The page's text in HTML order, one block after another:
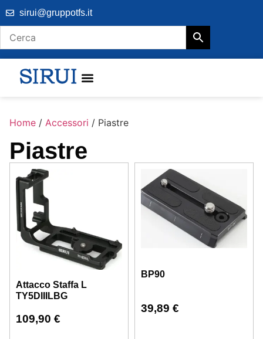
sirui@gruppotfs.it
Home / Accessori / Piastre
Piastre
Attacco Staffa L
TY5DIIILBG
109,90 €
BP90
39,89 €